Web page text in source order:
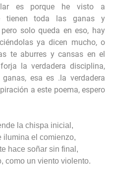
es porque he visto a
tienen toda las ganas y
solo queda en eso, hay
ya dicen mucho, o
te aburres y cansas en el
la verdadera disciplina,
esa es .la verdadera
a este poema, espero
la chispa inicial,
ilumina el comienzo,
hace soñar sin final,
como un viento violento.